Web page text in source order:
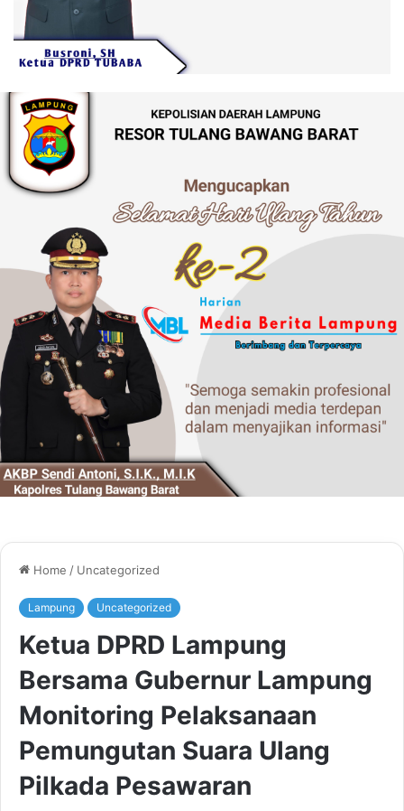
Home / Uncategorized
Lampung Uncategorized
Ketua DPRD Lampung
Bersama Gubernur Lampung
Monitoring Pelaksanaan
Pemungutan Suara Ulang
Pilkada Pesawaran